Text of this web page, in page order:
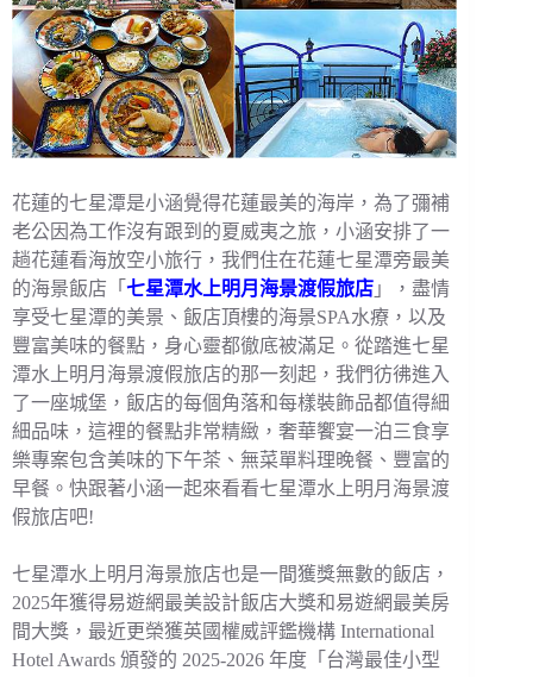
花蓮的七星潭是小涵覺得花蓮最美的海岸，為了彌補
老公因為工作沒有跟到的夏威夷之旅，小涵安排了一
趟花蓮看海放空小旅行，我們住在花蓮七星潭旁最美
的海景飯店「 七星潭水上明月海景渡假旅店 」，盡情
享受七星潭的美景、飯店頂樓的海景SPA水療，以及
豐富美味的餐點，身心靈都徹底被滿足。從踏進七星
潭水上明月海景渡假旅店的那一刻起，我們彷彿進入
了一座城堡，飯店的每個角落和每樣裝飾品都值得細
細品味，這裡的餐點非常精緻，奢華饗宴一泊三食享
樂專案包含美味的下午茶、無菜單料理晚餐、豐富的
早餐。快跟著小涵一起來看看七星潭水上明月海景渡
假旅店吧!
七星潭水上明月海景旅店也是一間獲獎無數的飯店，
2025年獲得易遊網最美設計飯店大獎和易遊網最美房
間大獎，最近更榮獲英國權威評鑑機構 International
Hotel Awards 頒發的 2025-2026 年度「台灣最佳小型